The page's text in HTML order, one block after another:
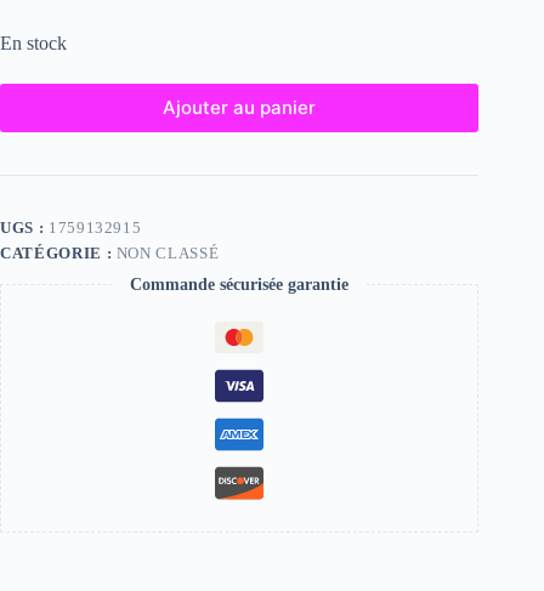
En stock
Ajouter au panier
UGS : 1759132915
CATÉGORIE : NON CLASSÉ
Commande sécurisée garantie